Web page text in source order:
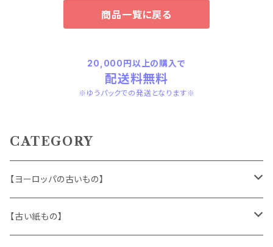
商品一覧に戻る
20,000円以上の購入で
配送料無料
※ゆうパックでの発送となります※
CATEGORY
【ヨーロッパの古いもの】
ヴィンテージアクセサリー
【古い紙もの】